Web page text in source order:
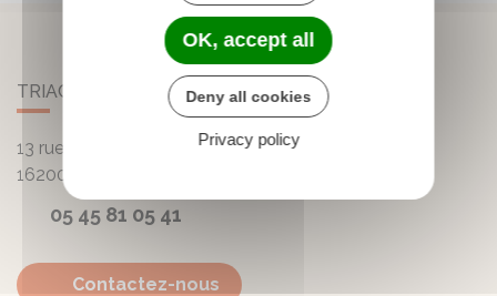
TRIAC-LAUTRAIT
13 rue de la Mairie - Lautrait
16200
05 45 81 05 41
Contactez-nous
OK, accept all
Deny all cookies
Privacy policy